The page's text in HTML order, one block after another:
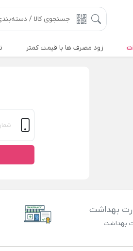
زود مصرف ها با قیمت کمتر
بهداشت
بهداشت